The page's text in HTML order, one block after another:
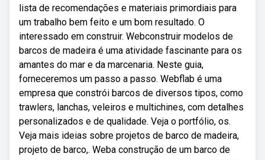
lista de recomendações e materiais primordiais para
um trabalho bem feito e um bom resultado. O
interessado em construir. Webconstruir modelos de
barcos de madeira é uma atividade fascinante para os
amantes do mar e da marcenaria. Neste guia,
forneceremos um passo a passo. Webflab é uma
empresa que constrói barcos de diversos tipos, como
trawlers, lanchas, veleiros e multichines, com detalhes
personalizados e de qualidade. Veja o portfólio, os.
Veja mais ideias sobre projetos de barco de madeira,
projeto de barco,. Weba construção de um barco de